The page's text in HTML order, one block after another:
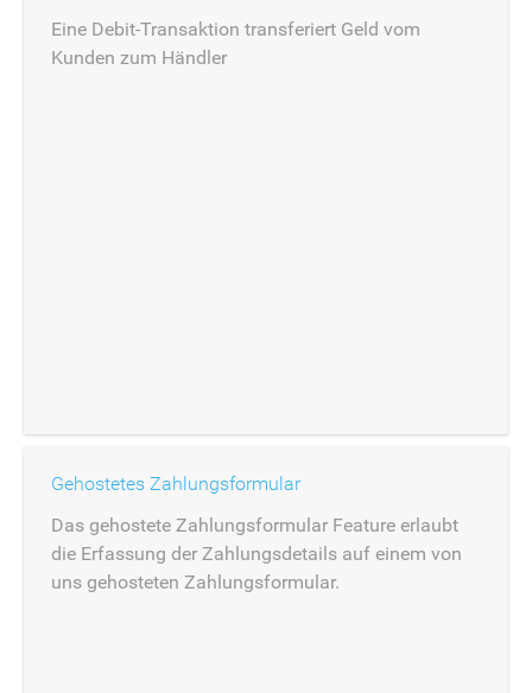
Eine Debit-Transaktion transferiert Geld vom
Kunden zum Händler
Gehostetes Zahlungsformular
Das gehostete Zahlungsformular Feature erlaubt
die Erfassung der Zahlungsdetails auf einem von
uns gehosteten Zahlungsformular.